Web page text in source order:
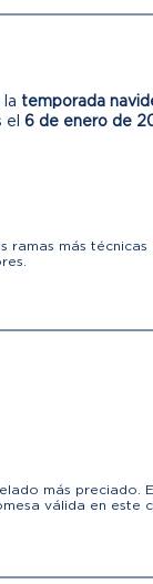
la temporada
el 6 de enero de
ramas más
más
válida en